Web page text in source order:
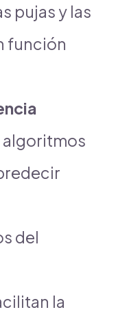
pujas y las
función
algoritmos
del
la